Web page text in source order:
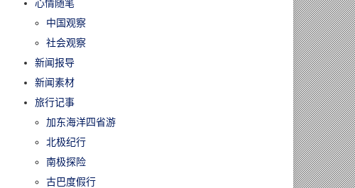
心情随笔
中国观察
社会观察
新闻报导
新闻素材
旅行记事
加东海洋四省游
北极纪行
南极探险
古巴度假行